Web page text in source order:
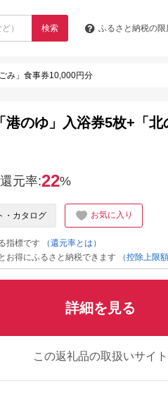
検索 ふるさと納税の限
み」食事券10,000円分
港のゆ」入浴券5枚+「
還元率:22%
・カタログ お気に入り
指標です
（還元率とは）
お得にふるさと納税できます
（控除上限
詳細を見る
この返礼品の取扱いサイト